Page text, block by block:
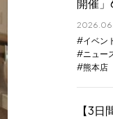
開催
イベン
ニュー
熊本店
【3